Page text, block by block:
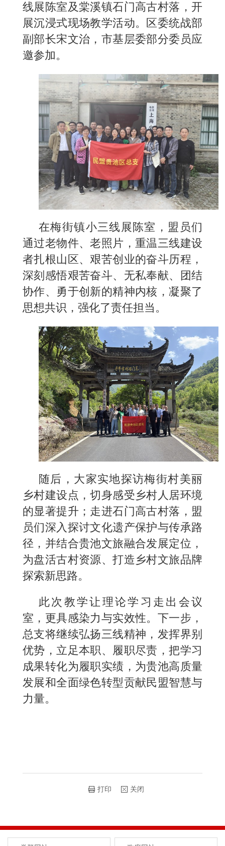
线展陈室及棠溪镇石门高古村落，开
展沉浸式现场教学活动。区委统战部
副部长宋文治，市基层委部分委员应
邀参加。
在梅街镇小三线展陈室，盟员们
通过老物件、老照片，重温三线建设
者扎根山区、艰苦创业的奋斗历程，
深刻感悟艰苦奋斗、无私奉献、团结
协作、勇于创新的精神内核，凝聚了
思想共识，强化了责任担当。
随后，大家实地探访梅街村美丽
乡村建设点，切身感受乡村人居环境
的显著提升；走进石门高古村落，盟
员们深入探讨文化遗产保护与传承路
径，并结合贵池文旅融合发展定位，
为盘活古村资源、打造乡村文旅品牌
探索新思路。
此次教学让理论学习走出会议
室，更具感染力与实效性。下一步，
总支将继续弘扬三线精神，发挥界别
优势，立足本职、履职尽责，把学习
成果转化为履职实绩，为贵池高质量
发展和全面绿色转型贡献民盟智慧与
力量。
打印 关闭